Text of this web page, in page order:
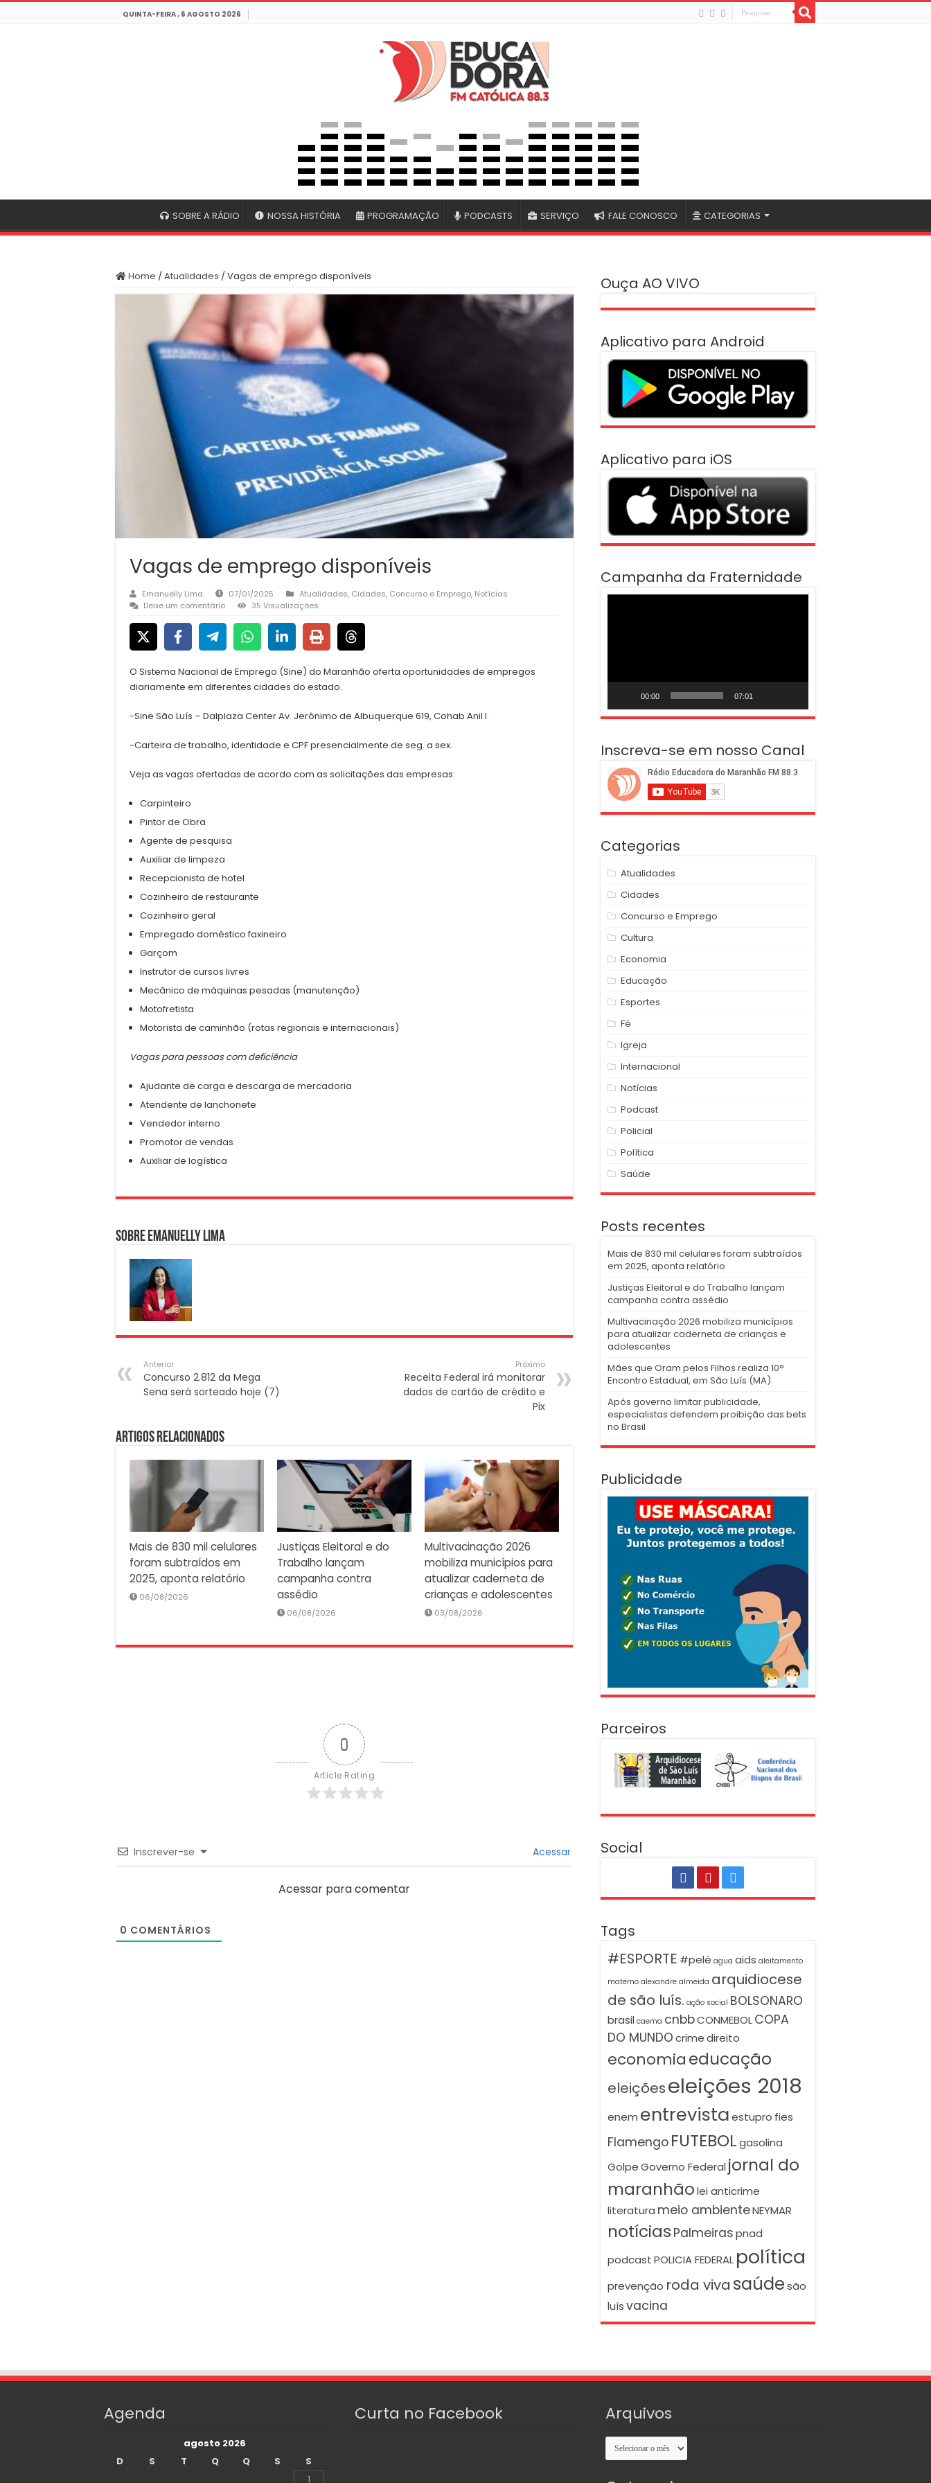
QUINTA-FEIRA , 6 AGOSTO 2026
SOBRE A RÁDIO NOSSA HISTÓRIA PROGRAMAÇÃO PODCASTS SERVIÇO FALE CONOSCO CATEGORIAS
Home /Atualidades /Vagas de emprego disponíveis
Vagas de emprego disponíveis
Emanuelly Lima 07/01/2025 Atualidades, Cidades, Concurso e Emprego, Notícias
Deixe um comentário
35 Visualizações
O Sistema Nacional de Emprego (Sine) do Maranhão oferta oportunidades de empregos
diariamente em diferentes cidades do estado.
-Sine São Luís – Dalplaza Center Av. Jerônimo de Albuquerque 619, Cohab Anil I.
-Carteira de trabalho, identidade e CPF presencialmente de seg. a sex.
Veja as vagas ofertadas de acordo com as solicitações das empresas:
Carpinteiro
Pintor de Obra
Agente de pesquisa
Auxiliar de limpeza
Recepcionista de hotel
Cozinheiro de restaurante
Cozinheiro geral
Empregado doméstico faxineiro
Garçom
Instrutor de cursos livres
Mecânico de máquinas pesadas (manutenção)
Motofretista
Motorista de caminhão (rotas regionais e internacionais)
Vagas para pessoas com deficiência
Ajudante de carga e descarga de mercadoria
Atendente de lanchonete
Vendedor interno
Promotor de vendas
Auxiliar de logística
Sobre Emanuelly Lima
Anterior
Concurso 2.812 da Mega
Sena será sorteado hoje (7)
Próximo
Receita Federal irá monitorar
dados de cartão de crédito e
Pix
Artigos Relacionados
Mais de 830 mil celulares
foram subtraídos em
2025, aponta relatório
06/08/2026
Justiças Eleitoral e do
Trabalho lançam
campanha contra
assédio
06/08/2026
Multivacinação 2026
mobiliza municípios para
atualizar caderneta de
crianças e adolescentes
03/08/2026
0
Article Rating
Inscrever-se Acessar
Acessar para comentar
0 COMENTÁRIOS
Ouça AO VIVO
Aplicativo para Android
Aplicativo para iOS
Campanha da Fraternidade
00:00 07:01
Inscreva-se em nosso Canal
Categorias
Atualidades
Cidades
Concurso e Emprego
Cultura
Economia
Educação
Esportes
Fé
Igreja
Internacional
Notícias
Podcast
Policial
Política
Saúde
Posts recentes
Mais de 830 mil celulares foram subtraídos
em 2025, aponta relatório
Justiças Eleitoral e do Trabalho lançam
campanha contra assédio
Multivacinação 2026 mobiliza municípios
para atualizar caderneta de crianças e
adolescentes
Mães que Oram pelos Filhos realiza 10°
Encontro Estadual, em São Luís (MA)
Após governo limitar publicidade,
especialistas defendem proibição das bets
no Brasil
Publicidade
Parceiros
Social
Tags
#ESPORTE #pelé agua aids aleitamento
materno alexandre almeida arquidiocese
de são luís. ação social BOLSONARO
brasil caema cnbbCONMEBOLCOPA
DO MUNDOcrimedireito
economiaeducação
eleiçõeseleições 2018
enem entrevistaestupro fies
Flamengo FUTEBOLgasolina
GolpeGoverno Federal jornal do
maranhãolei anticrime
literatura meio ambienteNEYMAR
notícias Palmeiraspnad
podcastPOLICIA FEDERAL política
prevenção roda viva saúdesão
luísvacina
Agenda
agosto 2026
D
S T Q Q S
S
1
Curta no Facebook Arquivos
Arquivos